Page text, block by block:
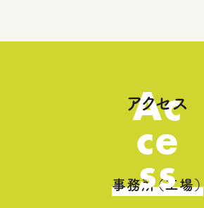
Ac
ce
ss
アクセス
事務所（工場）